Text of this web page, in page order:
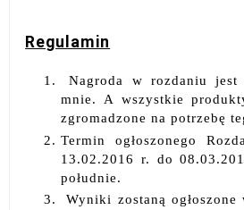
Regulamin
Nagroda w rozdaniu jest
mnie. A wszystkie
zgromadzone na potrzebę
Termin ogłoszonego
13.02.2016 r. do
południe.
Wyniki zostaną